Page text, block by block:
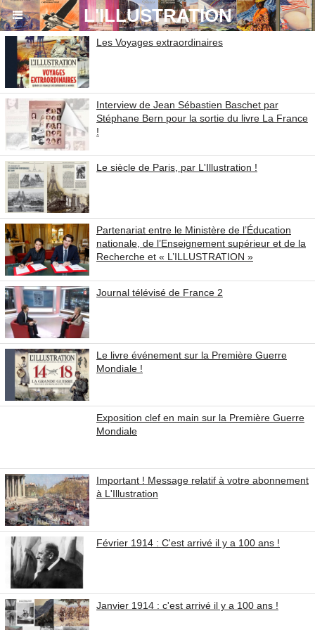
864ac6eda9bb1d7aa19fa0c6b0fa54ef.txt
L'ILLUSTRATION
Les Voyages extraordinaires
Interview de Jean Sébastien Baschet par
Stéphane Bern pour la sortie du livre La France
!
Le siècle de Paris, par L'Illustration !
Partenariat entre le Ministère de l’Éducation
nationale, de l’Enseignement supérieur et de la
Recherche et « L’ILLUSTRATION »
Journal télévisé de France 2
Le livre événement sur la Première Guerre
Mondiale !
Exposition clef en main sur la Première Guerre
Mondiale
Important ! Message relatif à votre abonnement
à L'Illustration
Février 1914 : C'est arrivé il y a 100 ans !
Janvier 1914 : c'est arrivé il y a 100 ans !